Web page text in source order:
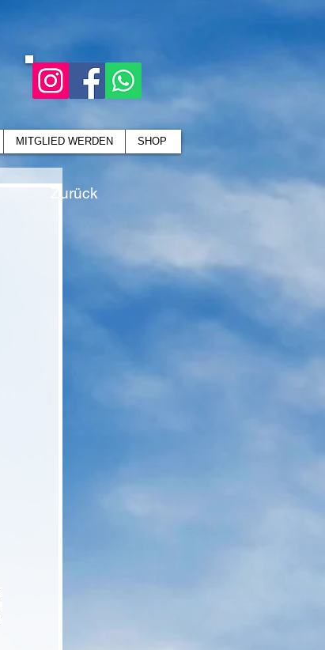
MITGLIED WERDEN SHOP
Zurück